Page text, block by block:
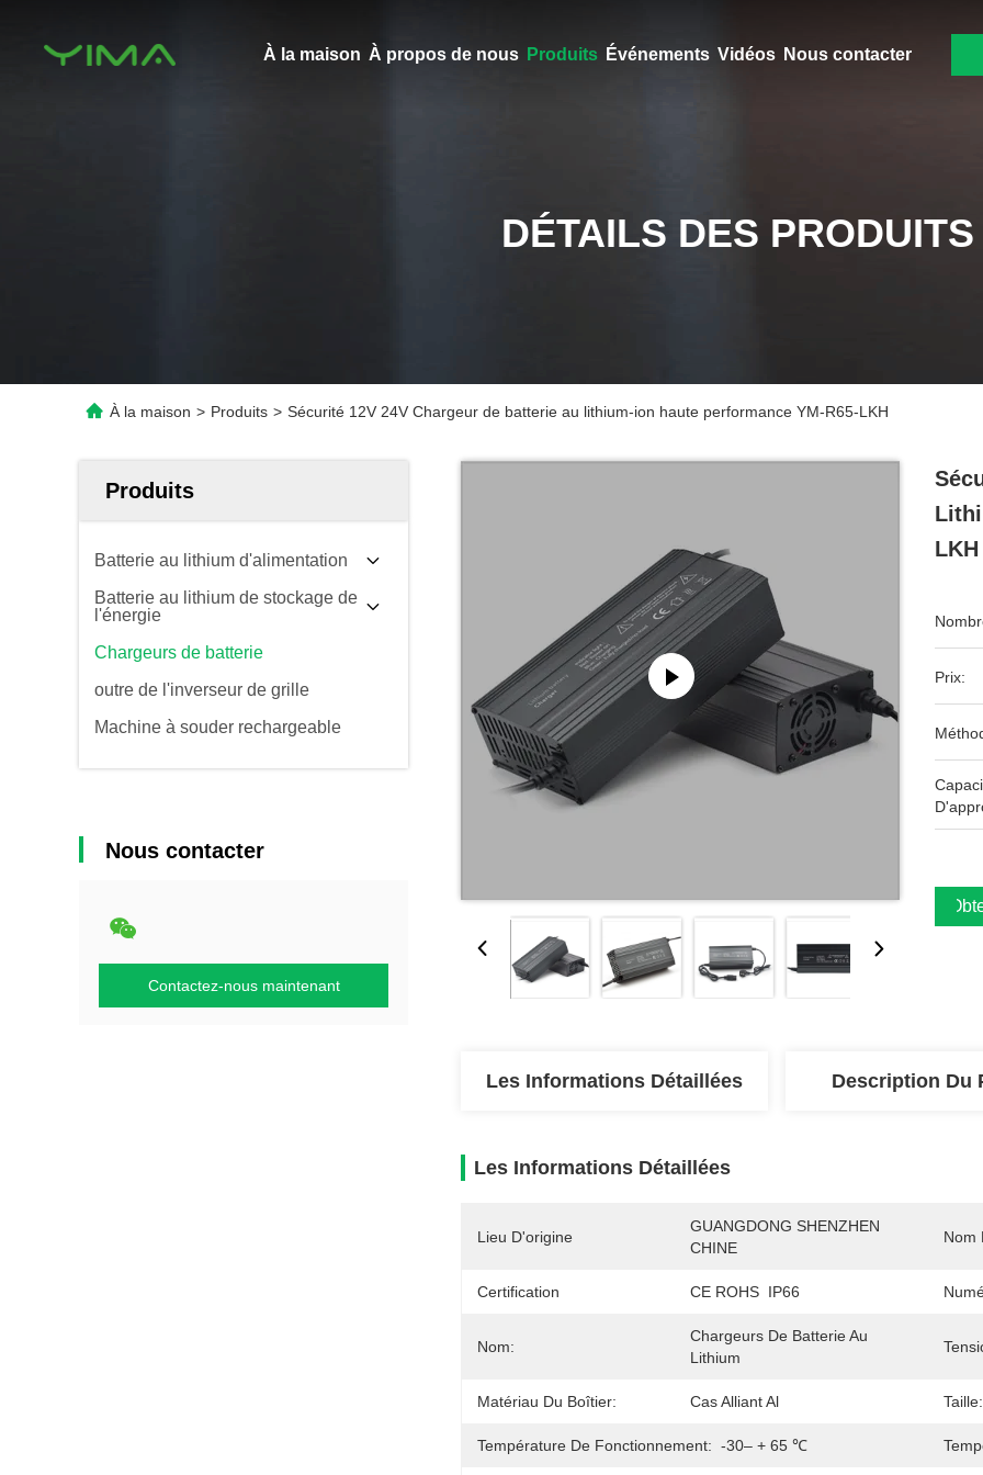
À la maison À propos de nous Produits Événements Vidéos Nous contacter
DÉTAILS DES PRODUITS
À la maison > Produits > Sécurité 12V 24V Chargeur de batterie au lithium-ion haute performance YM-R65-LKH
Produits
Batterie au lithium d'alimentation
Batterie au lithium de stockage de
l'énergie
Chargeurs de batterie
outre de l'inverseur de grille
Machine à souder rechargeable
Nous contacter
Contactez-nous maintenant
LKH
Prix:
Les Informations Détaillées Description Du
Les Informations Détaillées
Lieu D'origine
GUANGDONG SHENZHEN
CHINE
Nom
Certification CE ROHS  IP66
Nom:
Chargeurs De Batterie Au
Lithium
Matériau Du Boîtier: Cas Alliant Al Taille:
Température De Fonctionnement: -30– + 65 ℃